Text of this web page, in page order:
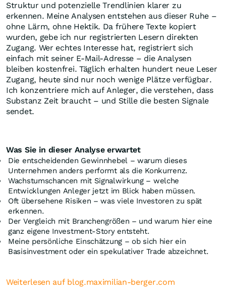
Struktur und potenzielle Trendlinien klarer zu
erkennen. Meine Analysen entstehen aus dieser Ruhe –
ohne Lärm, ohne Hektik. Da frühere Texte kopiert
wurden, gebe ich nur registrierten Lesern direkten
Zugang. Wer echtes Interesse hat, registriert sich
einfach mit seiner E-Mail-Adresse – die Analysen
bleiben kostenfrei. Täglich erhalten hundert neue Leser
Zugang, heute sind nur noch wenige Plätze verfügbar.
Ich konzentriere mich auf Anleger, die verstehen, dass
Substanz Zeit braucht – und Stille die besten Signale
sendet.
Was Sie in dieser Analyse erwartet
Die entscheidenden Gewinnhebel – warum dieses
Unternehmen anders performt als die Konkurrenz.
Wachstumschancen mit Signalwirkung – welche
Entwicklungen Anleger jetzt im Blick haben müssen.
Oft übersehene Risiken – was viele Investoren zu spät
erkennen.
Der Vergleich mit Branchengrößen – und warum hier eine
ganz eigene Investment-Story entsteht.
Meine persönliche Einschätzung – ob sich hier ein
Basisinvestment oder ein spekulativer Trade abzeichnet.
Weiterlesen auf blog.maximilian-berger.com